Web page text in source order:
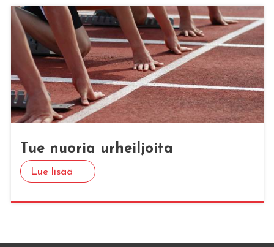
Tue nuo­ria ur­heil­joi­ta
Lue lisää